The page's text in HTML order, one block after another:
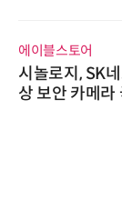
에이블스토어
시놀로지, SK
상 보안 카메라